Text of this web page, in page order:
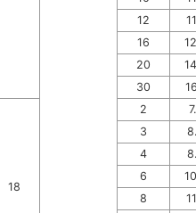
12
16
20
30
18
2
3
4
6
8